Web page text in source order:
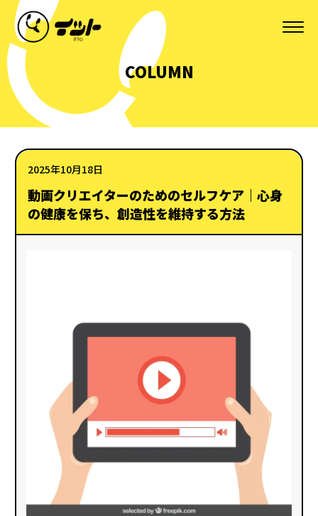
COLUMN
動画クリエイターのためのセルフケア｜心身
の健康を保ち、創造性を維持する方法
2025年10月18日